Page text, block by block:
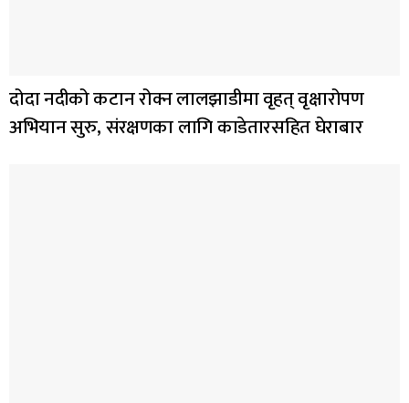
दोदा नदीको कटान रोक्न लालझाडीमा वृहत् वृक्षारोपण
अभियान सुरु, संरक्षणका लागि काडेतारसहित घेराबार